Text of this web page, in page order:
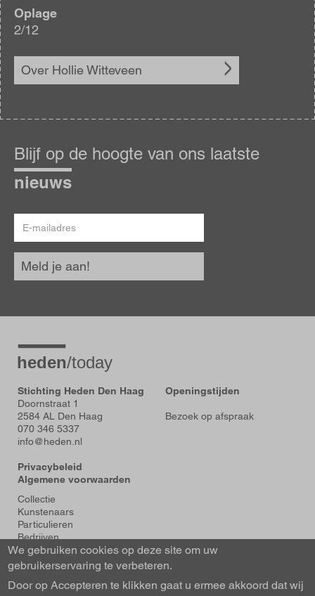
Oplage
2/12
Over Hollie Witteveen
op
de
hoogte
Blijf op de hoogte van ons laatste
nieuws
mailadres
Meld je aan!
Stichting Heden Den Haag
Doornstraat 1
2584 AL Den Haag
070 346 5337
info@heden.nl
Privacybeleid
Algemene voorwaarden
Openingstijden
Bezoek op afspraak
Voet
Collectie
Kunstenaars
Particulieren
Bedrijven
Tentoonstellingen
Actueel
About us
We gebruiken cookies op deze site om uw
gebruikerservaring te verbeteren.
Door op Accepteren te klikken gaat u ermee akkoord dat wij